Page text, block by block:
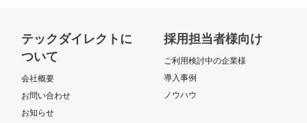
テックダイレクトに
ついて
会社概要
お問い合わせ
お知らせ
採用担当者様向け
ご利用検討中の企業様
導入事例
ノウハウ